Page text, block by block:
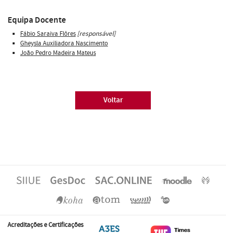
Equipa Docente
Fábio Saraiva Flôres [responsável]
Gheysla Auxiliadora Nascimento
João Pedro Madeira Mateus
Voltar
Acreditações e Certificações